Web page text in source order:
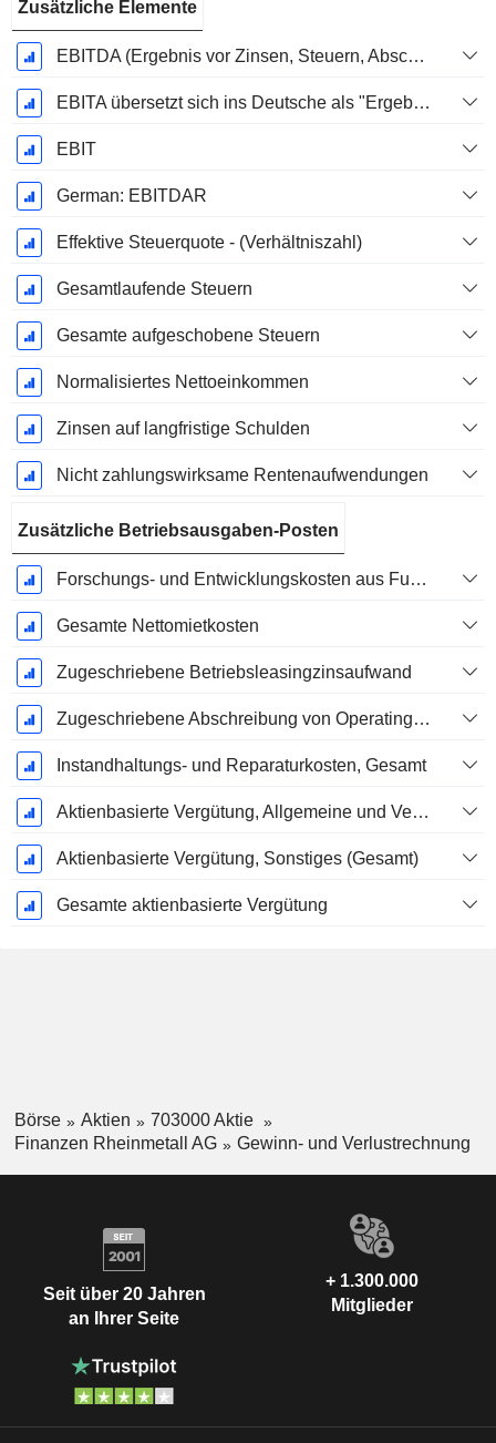
Zusätzliche Elemente
EBITDA (Ergebnis vor Zinsen, Steuern, Abschreibungen auf immaterielle Vermögenswerte und Sachanlagen)
EBITA übersetzt sich ins Deutsche als "Ergebnis vor Zinsen, Steuern und Abschreibungen".
EBIT
German: EBITDAR
Effektive Steuerquote - (Verhältniszahl)
Gesamtlaufende Steuern
Gesamte aufgeschobene Steuern
Normalisiertes Nettoeinkommen
Zinsen auf langfristige Schulden
Nicht zahlungswirksame Rentenaufwendungen
Zusätzliche Betriebsausgaben-Posten
Forschungs- und Entwicklungskosten aus Fußnoten
Gesamte Nettomietkosten
Zugeschriebene Betriebsleasingzinsaufwand
Zugeschriebene Abschreibung von Operating-Leasingverträgen
Instandhaltungs- und Reparaturkosten, Gesamt
Aktienbasierte Vergütung, Allgemeine und Verwaltungskosten (Gesamt)
Aktienbasierte Vergütung, Sonstiges (Gesamt)
Gesamte aktienbasierte Vergütung
Börse Aktien
703000 Aktie
Finanzen Rheinmetall AG
Gewinn- und Verlustrechnung
Seit über 20 Jahren
an Ihrer Seite
+ 1.300.000
Mitglieder